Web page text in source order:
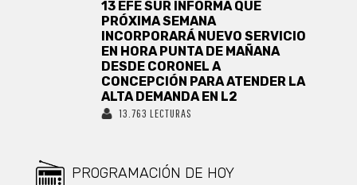
13 EFE SUR INFORMA QUE
PRÓXIMA SEMANA
INCORPORARÁ NUEVO SERVICIO
EN HORA PUNTA DE MAÑANA
DESDE CORONEL A
CONCEPCIÓN PARA ATENDER LA
ALTA DEMANDA EN L2
13.763 LECTURAS
PROGRAMACIÓN DE HOY